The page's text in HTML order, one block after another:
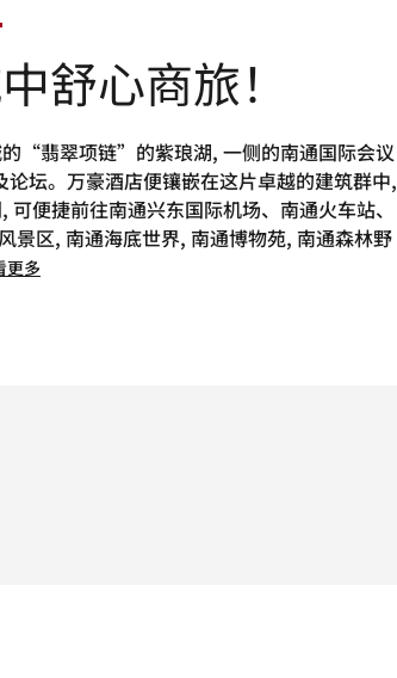
舒心商旅！
“翡翠项链”的紫琅湖, 一侧的南通国际会议
坛。万豪酒店便镶嵌在这片卓越的建筑群中,
便捷前往南通兴东国际机场、南通火车站、
景区, 南通海底世界, 南通博物苑, 南通森林野
更多